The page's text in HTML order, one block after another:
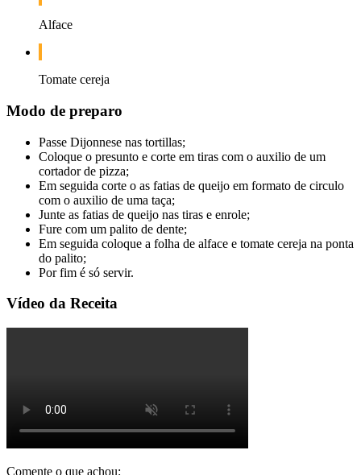
Alface
Tomate cereja
Modo de preparo
Passe Dijonnese nas tortillas;
Coloque o presunto e corte em tiras com o auxilio de um
cortador de pizza;
Em seguida corte o as fatias de queijo em formato de circulo
com o auxilio de uma taça;
Junte as fatias de queijo nas tiras e enrole;
Fure com um palito de dente;
Em seguida coloque a folha de alface e tomate cereja na ponta
do palito;
Por fim é só servir.
Vídeo da Receita
Comente o que achou: